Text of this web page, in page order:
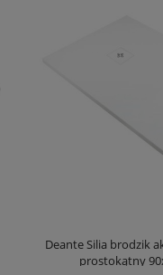
Deante Silia brodzik
prostokątny